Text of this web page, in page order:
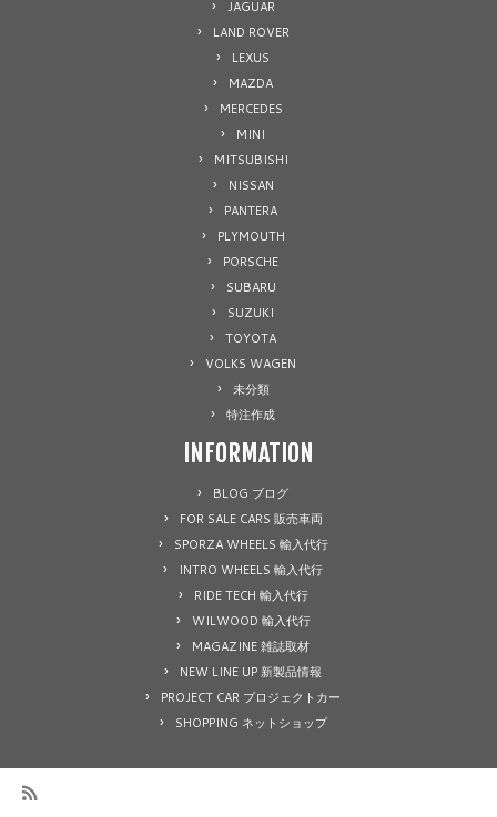
JAGUAR
LAND ROVER
LEXUS
MAZDA
MERCEDES
MINI
MITSUBISHI
NISSAN
PANTERA
PLYMOUTH
PORSCHE
SUBARU
SUZUKI
TOYOTA
VOLKS WAGEN
未分類
特注作成
INFORMATION
BLOG ブログ
FOR SALE CARS 販売車両
SPORZA WHEELS 輸入代行
INTRO WHEELS 輸入代行
RIDE TECH 輸入代行
WILWOOD 輸入代行
MAGAZINE 雑誌取材
NEW LINE UP 新製品情報
PROJECT CAR プロジェクトカー
SHOPPING ネットショップ